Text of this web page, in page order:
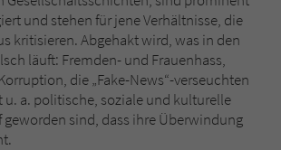
und stehen für jene Verhältnisse, die
kritisieren. Abgehakt wird, was in den
läuft: Fremden- und Frauenhass,
die „Fake-News“-verseuchten
u. a. politische, soziale und kulturelle
geworden sind, dass ihre Überwindung